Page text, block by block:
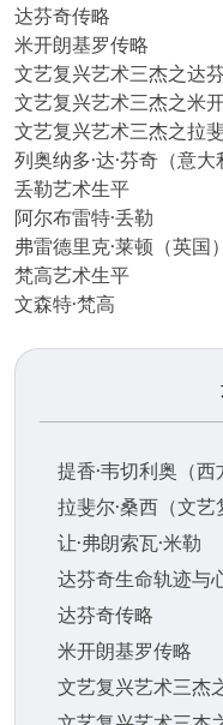
达芬奇传略
米开朗基罗传略
文艺复兴艺术三杰之达
文艺复兴艺术三杰之米
文艺复兴艺术三杰之拉
列奥纳多·达·芬奇（意
丢勒艺术生平
阿尔布雷特·丢勒
弗雷德里克·莱顿（英国）
梵高艺术生平
文森特·梵高
提香·韦切利奥（
拉斐尔·桑西（文艺
让·弗朗索瓦·米勒
达芬奇生命轨迹与
达芬奇传略
米开朗基罗传略
文艺复兴艺术三杰